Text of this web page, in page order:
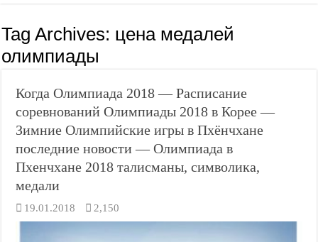
Tag Archives: цена медалей
олимпиады
Когда Олимпиада 2018 — Расписание
соревнований Олимпиады 2018 в Корее —
Зимние Олимпийские игры в Пхёнчхане
последние новости — Олимпиада в
Пхенчхане 2018 талисманы, символика,
медали
19.01.2018 2,150